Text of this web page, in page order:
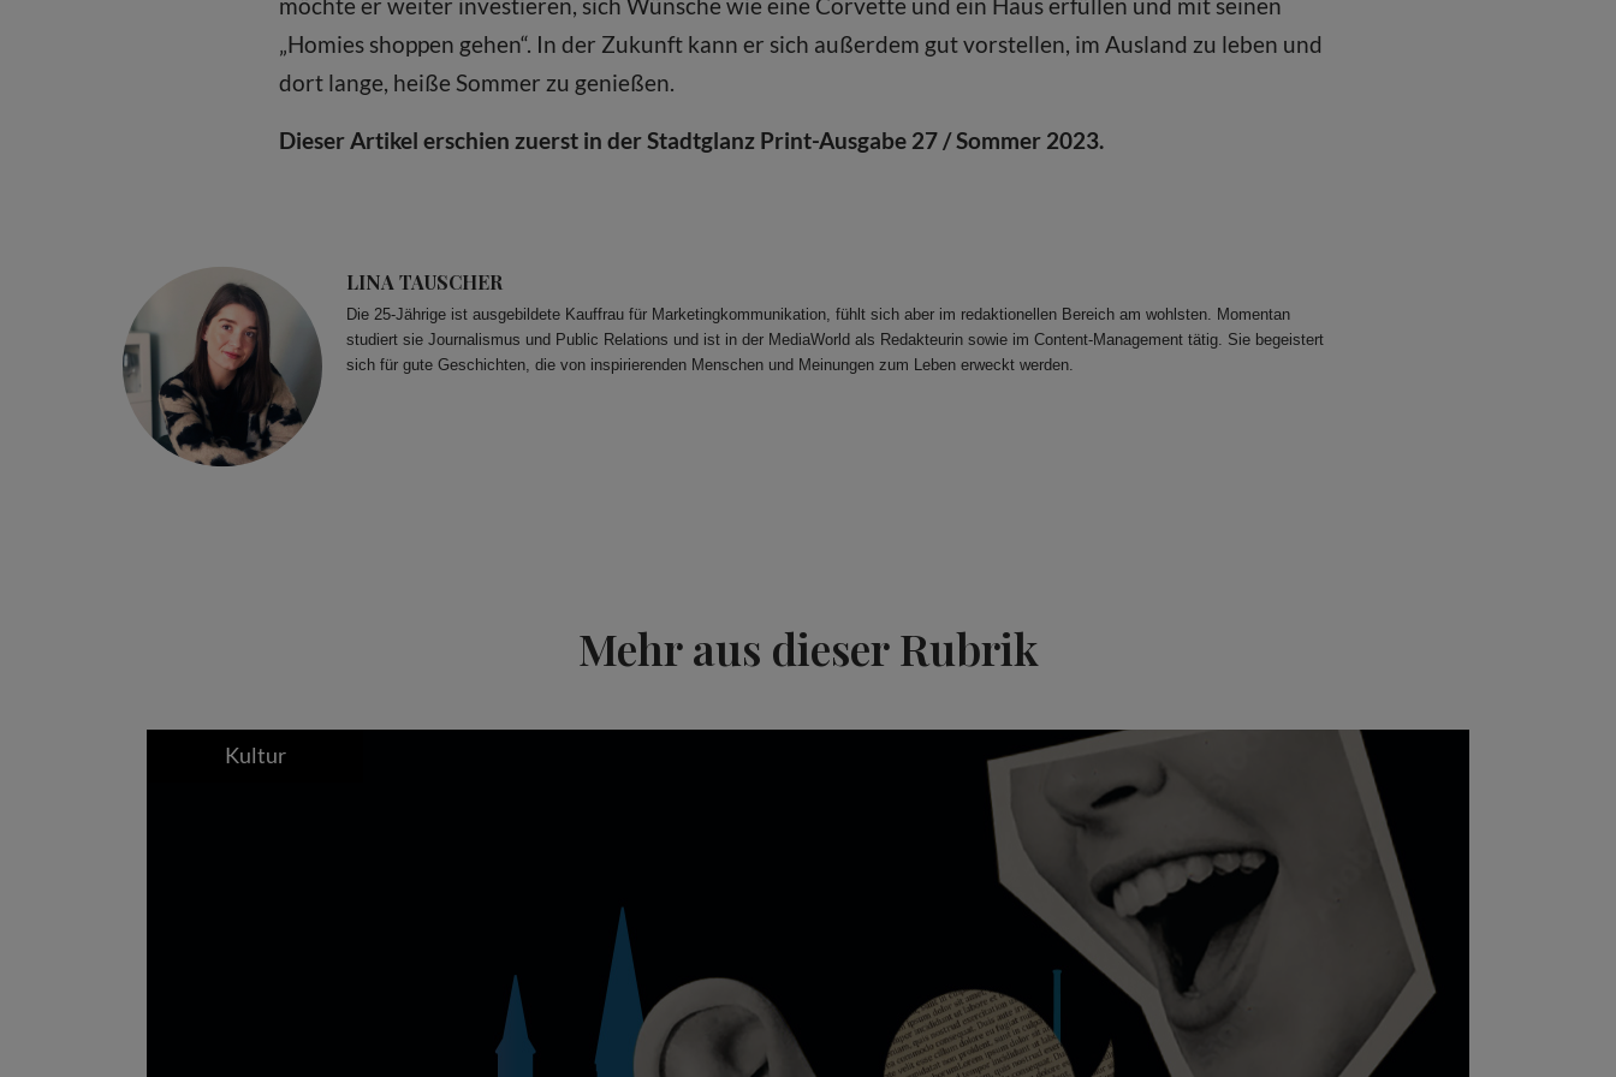
„Homies shoppen gehen“. In der Zukunft kann er sich außerdem gut vorstellen, im Ausland zu leben und
dort lange, heiße Sommer zu genießen.
Dieser Artikel erschien zuerst in der Stadtglanz Print-Ausgabe 27 / Sommer 2023.
LINA TAUSCHER
Die 25-Jährige ist ausgebildete Kauffrau für Marketingkommunikation, fühlt sich aber im redaktionellen Bereich am wohlsten. Momentan
studiert sie Journalismus und Public Relations und ist in der MediaWorld als Redakteurin sowie im Content-Management tätig. Sie begeistert
sich für gute Geschichten, die von inspirierenden Menschen und Meinungen zum Leben erweckt werden.
Mehr aus dieser Rubrik
Kultur